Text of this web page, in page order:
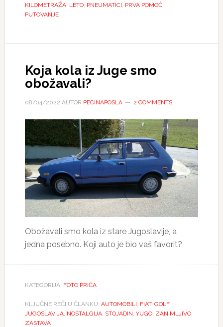
KILOMETRAŽA, LETO, PNEUMATICI, PRVA POMOĆ,
PUTOVANJE
Koja kola iz Juge smo
obožavali?
08/04/2022 AUTOR PECINAPOSLA 2 COMMENTS
Obožavali smo kola iz stare Jugoslavije, a
jedna posebno. Koji auto je bio vaš favorit?
KATEGORIJA: FOTO PRIĆA
KLJUČNE REČI U ČLANKU: AUTOMOBILI, FIAT, GOLF,
JUGOSLAVIJA, NOSTALGIJA, STOJADIN, YUGO, ZANIMLJIVO,
ZASTAVA